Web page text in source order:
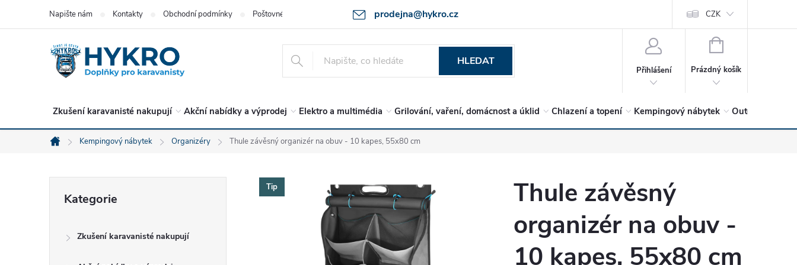
prodejna@hykro.cz
Napište nám Kontakty Obchodní podmínky Poštovné Ochrana osob. údajů - GDPR Postup při reklamaci -jak zboží vrátit? O společnosti Hodnocení obchodu
CZK
HLEDAT
Přihlášení
NÁKUPNÍ
Prázdný košík
Zkušení karavanisté nakupují Akční nabídky a výprodej Elektro a multimédia Grilování, vaření, domácnost a úklid Chlazení a topení Kempingový nábytek Outdoor a
Domů
Kempingový nábytek Organizéry Thule závěsný organizér na obuv - 10 kapes, 55x80 cm
kategorie
Kategorie
Zkušení karavanisté nakupují
Tip
Thule závěsný
organizér na obuv -
10 kapes, 55x80 cm